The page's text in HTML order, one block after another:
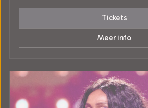
Tickets
Meer info